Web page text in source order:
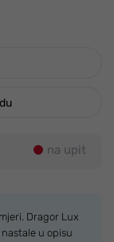
na upit
Dragor Lux
u opisu